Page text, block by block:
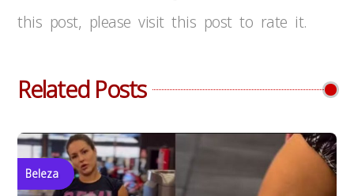
this post, please visit this post to rate it.
Related Posts
Beleza